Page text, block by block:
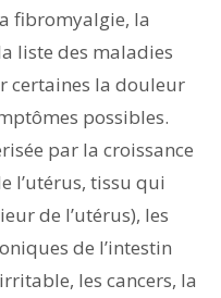
fibromyalgie, la
liste des maladies
certaines la douleur
possibles.
par la croissance
l’utérus, tissu qui
de l’utérus), les
de l’intestin
les cancers, la